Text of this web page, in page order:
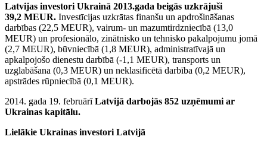
Latvijas investori Ukrainā 2013.gada beigās uzkrājuši
39,2 MEUR. Investīcijas uzkrātas finanšu un apdrošināšanas
darbības (22,5 MEUR), vairum- un mazumtirdzniecībā (13,0
MEUR) un profesionālo, zinātnisko un tehnisko pakalpojumu jomā
(2,7 MEUR), būvniecībā (1,8 MEUR), administratīvajā un
apkalpojošo dienestu darbībā (-1,1 MEUR), transports un
uzglabāšana (0,3 MEUR) un neklasificētā darbība (0,2 MEUR),
apstrādes rūpniecībā (0,1 MEUR).
2014. gada 19. februārīLatvijā darbojās 852 uzņēmumi ar
Ukrainas kapitālu.
Lielākie Ukrainas investori Latvijā